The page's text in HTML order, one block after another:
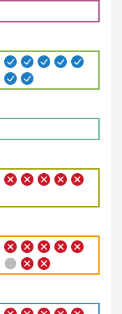
GL
ZH
GL
ZH
S
VD
RL
VD
M-E
AG
V
AG
S
LU
V
GE
RL FR